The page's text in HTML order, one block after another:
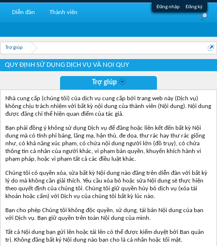
Đăng nhập Đăng ký
Trợ giúp
QUY ĐỊNH SỬ DỤNG DỊCH VỤ VÀ NỘI QUY
Trợ giúp
Nhà cung cấp (chúng tôi) của dịch vụ cung cấp bới trang web này (Dịch vụ)
không chịu trách nhiệm với bất kỳ nội dung của thành viên (Nội dung). Nội dung
được đăng chỉ thể hiện quan điểm của tác giả.
Bạn phải đồng ý không sử dụng Dịch vụ để đăng hoặc liên kết đến bất kỳ Nội
dung mà có tính phỉ báng, lăng mạ, hận thù, đe dọa, thư rác hay thư rác giống
như, có khả năng xúc phạm, có chứa nội dung người lớn (đồ trụy), có chứa
thông tin cá nhân của người khác, vi phạm bản quyền, khuyến khích hành vi
phạm pháp, hoặc vi phạm tất cả các điều luật khác.
Chúng tôi có quyền xóa, sửa bất kỳ Nội dung nào đăng trên diễn đàn với bất kỳ
lý do mà không cần giải thích. Yêu cầu xóa bỏ hoặc sửa Nội dung sẽ thực hiện
theo quyết định của chúng tôi. Chúng tôi giữ quyền hủy bỏ dịch vụ (xóa tài
khoản hoặc cấm) với Dịch vụ của chúng tôi bất kỳ lúc nào.
Bạn cho phép Chúng tôi không độc quyền, sử dụng, tái bản Nội dung của bạn
với Dịch vụ. Bạn giữ quyền trên toàn Nội dung của mình.
Tất cả Nội dung bạn gửi lên hoặc tải lên có thể được kiểm duyệt bởi Ban quản
trị. Không đăng bất ký Nội dung nào bạn cho là cá nhân hoặc tối mật.
Diễn đàn Thành viên